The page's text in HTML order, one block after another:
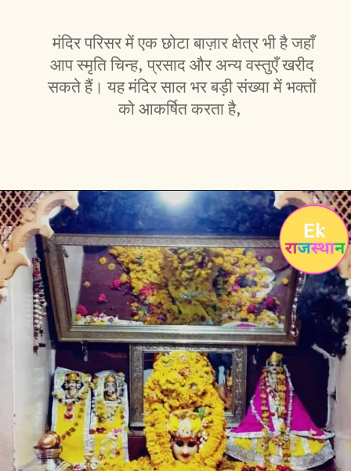
मंदिर परिसर में एक छोटा बाज़ार क्षेत्र भी है जहाँ
आप स्मृति चिन्ह, प्रसाद और अन्य वस्तुएँ खरीद